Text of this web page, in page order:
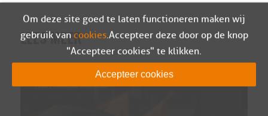
LEES MEER
Om deze site goed te laten functioneren maken wij
gebruik van cookies. Accepteer deze door op de knop
"Accepteer cookies" te klikken.
Accepteer cookies